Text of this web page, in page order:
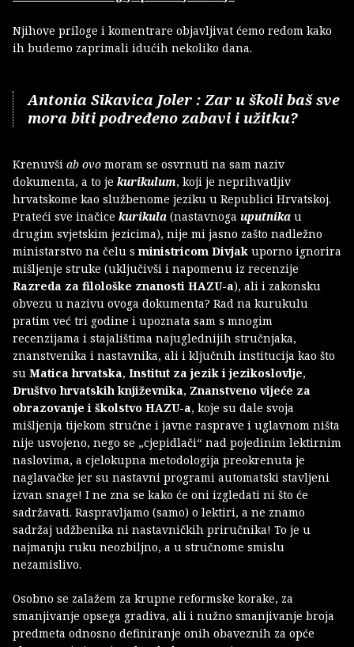
Njihove priloge i komentrare objavljivat ćemo redom kako
ih budemo zaprimali idućih nekoliko dana.
Antonia Sikavica Joler : Zar u školi baš sve
mora biti podređeno zabavi i užitku?
Krenuvši ab ovo moram se osvrnuti na sam naziv
dokumenta, a to je kurikulum, koji je neprihvatljiv
hrvatskome kao službenome jeziku u Republici Hrvatskoj.
Prateći sve inačice kurikula (nastavnoga uputnika u
drugim svjetskim jezicima), nije mi jasno zašto nadležno
ministarstvo na čelu sministricom Divjak uporno ignorira
mišljenje struke (uključivši i napomenu iz recenzije
Razreda za filološke znanosti HAZU-a), ali i zakonsku
obvezu u nazivu ovoga dokumenta? Rad na kurukulu
pratim već tri godine i upoznata sam s mnogim
recenzijama i stajalištima najuglednijih stručnjaka,
znanstvenika i nastavnika, ali i ključnih institucija kao što
su Matica hrvatska, Institut za jezik i jezikoslovlje,
Društvo hrvatskih književnika, Znanstveno vijeće za
obrazovanje i školstvo HAZU-a, koje su dale svoja
mišljenja tijekom stručne i javne rasprave i uglavnom ništa
nije usvojeno, nego se „cjepidlači“ nad pojedinim lektirnim
naslovima, a cjelokupna metodologija preokrenuta je
naglavačke jer su nastavni programi automatski stavljeni
izvan snage! I ne zna se kako će oni izgledati ni što će
sadržavati. Raspravljamo (samo) o lektiri, a ne znamo
sadržaj udžbenika ni nastavničkih priručnika! To je u
najmanju ruku neozbiljno, a u stručnome smislu
nezamislivo.
Osobno se zalažem za krupne reformske korake, za
smanjivanje opsega gradiva, ali i nužno smanjivanje broja
predmeta odnosno definiranje onih obaveznih za opće